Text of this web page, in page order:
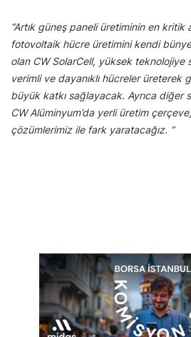
“Artık güneş paneli üretiminin en kritik
fotovoltaik hücre üretimini kendi
olan CW SolarCell, yüksek
verimli ve dayanıklı hücreler üreterek
büyük katkı sağlayacak. Ayrıca diğer
CW Alüminyum’da yerli üretim
çözümlerimiz ile fark yaratacağız. “